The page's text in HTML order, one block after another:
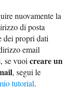
nuovamente la
di posta
dei propri dati
email
se vuoicreare un
, segui le
tutorial.